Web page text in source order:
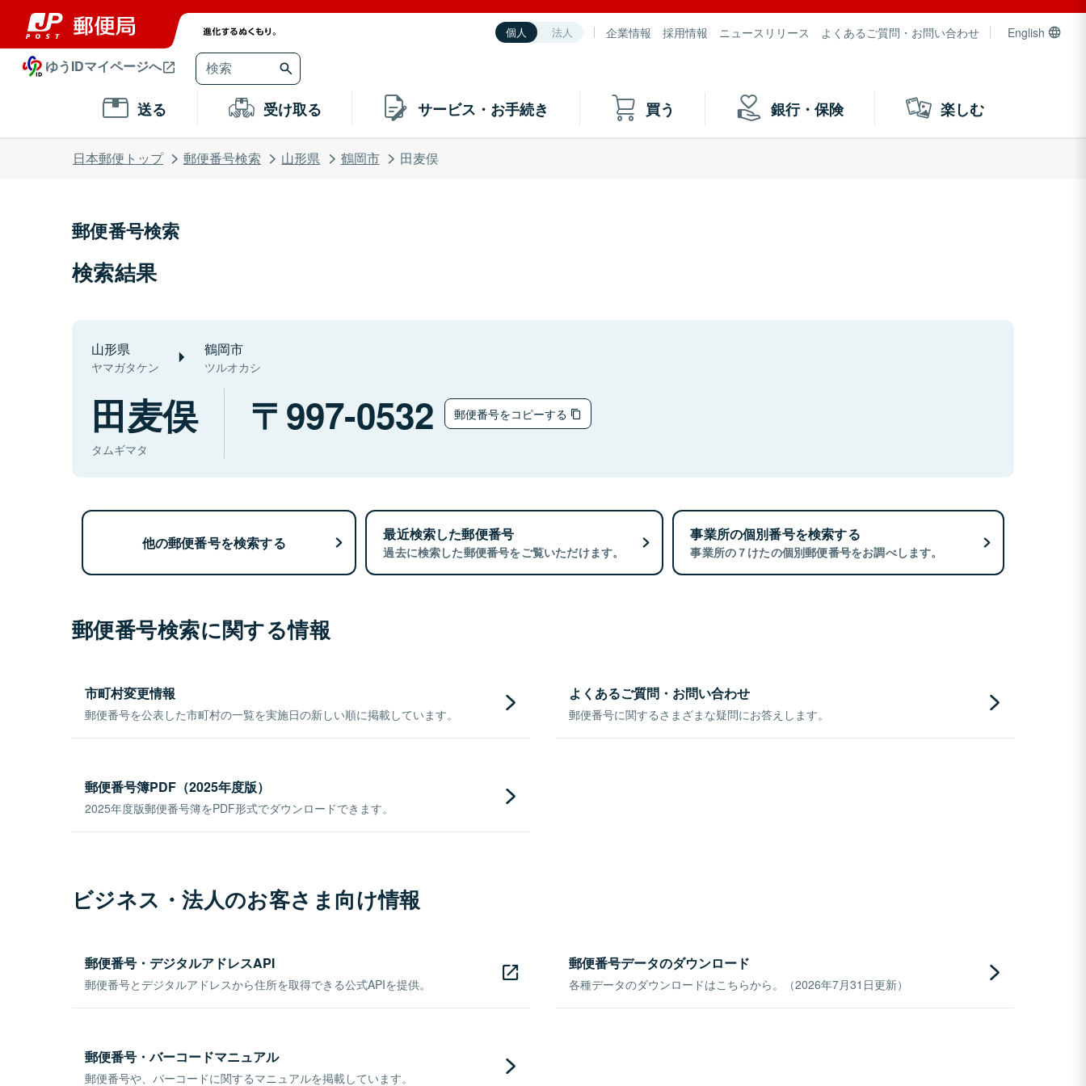
個人 法人 企業情報 採用情報 ニュースリリース よくあるご質問・お問い合わせ English
ゆうIDマイページへ
送る 受け取る サービス・お手続き 買う 銀行・保険 楽しむ
日本郵便トップ 郵便番号検索 山形県 鶴岡市 田麦俣
郵便番号検索
検索結果
山形県
ヤマガタケン
鶴岡市
ツルオカシ
田麦俣
タムギマタ
997-0532 郵便番号をコピーする
他の郵便番号を検索する 最近検索した郵便番号
過去に検索した郵便番号をご覧いただけます。
事業所の個別番号を検索する
事業所の７けたの個別郵便番号をお調べします。
郵便番号検索に関する情報
市町村変更情報
郵便番号を公表した市町村の一覧を実施日の新しい順に掲載しています。
よくあるご質問・お問い合わせ
郵便番号に関するさまざまな疑問にお答えします。
郵便番号簿PDF（2025年度版）
2025年度版郵便番号簿をPDF形式でダウンロードできます。
ビジネス・法人のお客さま向け情報
郵便番号・デジタルアドレスAPI
郵便番号とデジタルアドレスから住所を取得できる公式APIを提供。
郵便番号データのダウンロード
各種データのダウンロードはこちらから。（2026年7月31日更新）
郵便番号・バーコードマニュアル
郵便番号や、バーコードに関するマニュアルを掲載しています。